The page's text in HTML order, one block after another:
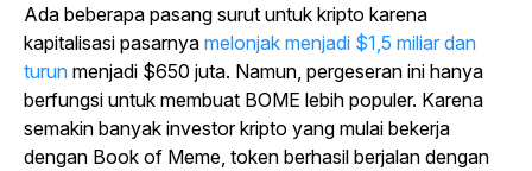
Ada beberapa pasang surut untuk kripto karena
kapitalisasi pasarnya melonjak menjadi $1,5 miliar dan
turun menjadi $650 juta. Namun, pergeseran ini hanya
berfungsi untuk membuat BOME lebih populer. Karena
semakin banyak investor kripto yang mulai bekerja
dengan Book of Meme, token berhasil berjalan dengan